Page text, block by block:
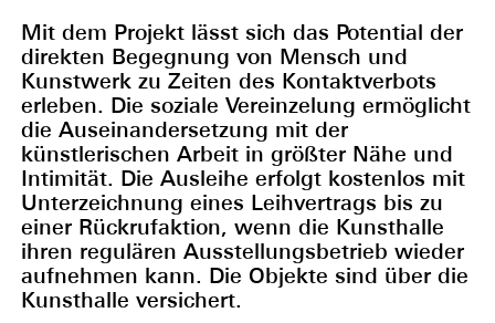
Mit dem Projekt lässt sich das Potential der
direkten Begegnung von Mensch und
Kunstwerk zu Zeiten des Kontaktverbots
erleben. Die soziale Vereinzelung ermöglicht
die Auseinandersetzung mit der
künstlerischen Arbeit in größter Nähe und
Intimität. Die Ausleihe erfolgt kostenlos mit
Unterzeichnung eines Leihvertrags bis zu
einer Rückrufaktion, wenn die Kunsthalle
ihren regulären Ausstellungsbetrieb wieder
aufnehmen kann. Die Objekte sind über die
Kunsthalle versichert.